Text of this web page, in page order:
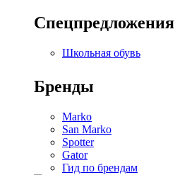
Спецпредложения
Школьная обувь
Бренды
Marko
San Marko
Spotter
Gator
Гид по брендам